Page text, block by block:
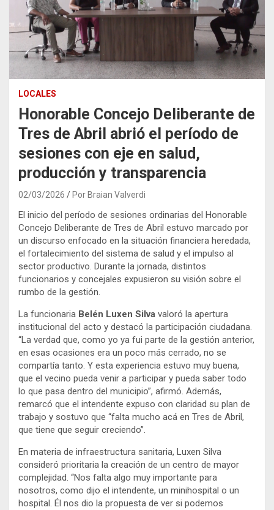
LOCALES
Honorable Concejo Deliberante de
Tres de Abril abrió el período de
sesiones con eje en salud,
producción y transparencia
02/03/2026 Por Braian Valverdi
El inicio del período de sesiones ordinarias del Honorable
Concejo Deliberante de Tres de Abril estuvo marcado por
un discurso enfocado en la situación financiera heredada,
el fortalecimiento del sistema de salud y el impulso al
sector productivo. Durante la jornada, distintos
funcionarios y concejales expusieron su visión sobre el
rumbo de la gestión.
La funcionaria Belén Luxen Silva valoró la apertura
institucional del acto y destacó la participación ciudadana.
“La verdad que, como yo ya fui parte de la gestión anterior,
en esas ocasiones era un poco más cerrado, no se
compartía tanto. Y esta experiencia estuvo muy buena,
que el vecino pueda venir a participar y pueda saber todo
lo que pasa dentro del municipio”, afirmó. Además,
remarcó que el intendente expuso con claridad su plan de
trabajo y sostuvo que “falta mucho acá en Tres de Abril,
que tiene que seguir creciendo”.
En materia de infraestructura sanitaria, Luxen Silva
consideró prioritaria la creación de un centro de mayor
complejidad. “Nos falta algo muy importante para
nosotros, como dijo el intendente, un minihospital o un
hospital. Él nos dio la propuesta de ver si podemos